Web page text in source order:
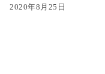
2020年8月25日